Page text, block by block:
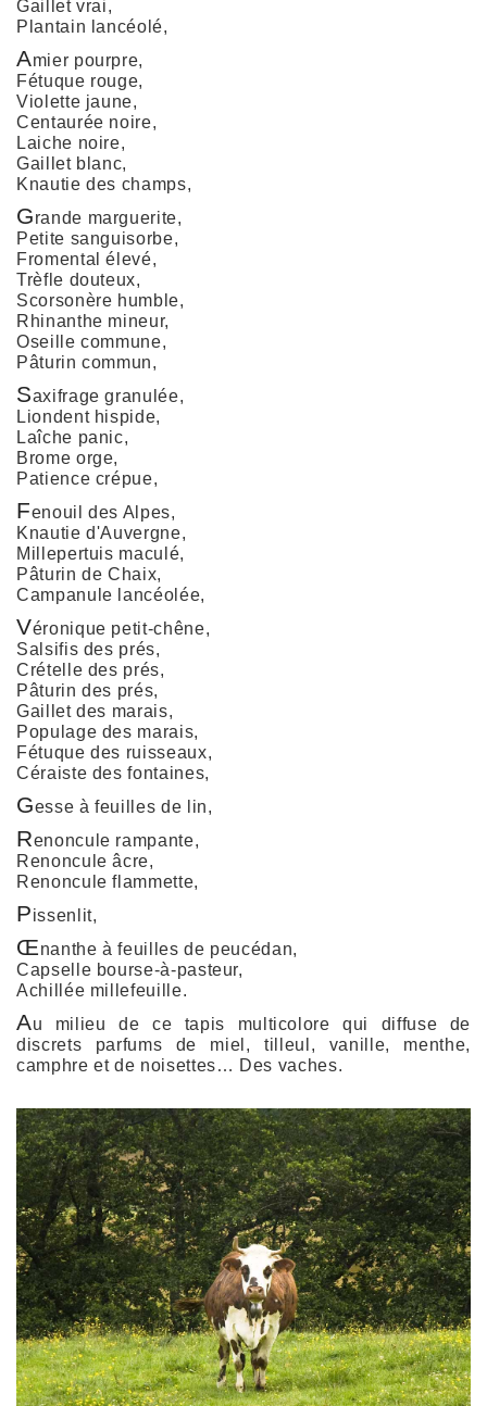
Gaillet vrai,
Plantain lancéolé,
Amier pourpre,
Fétuque rouge,
Violette jaune,
Centaurée noire,
Laiche noire,
Gaillet blanc,
Knautie des champs,
Grande marguerite,
Petite sanguisorbe,
Fromental élevé,
Trèfle douteux,
Scorsonère humble,
Rhinanthe mineur,
Oseille commune,
Pâturin commun,
Saxifrage granulée,
Liondent hispide,
Laîche panic,
Brome orge,
Patience crépue,
Fenouil des Alpes,
Knautie d'Auvergne,
Millepertuis maculé,
Pâturin de Chaix,
Campanule lancéolée,
Véronique petit-chêne,
Salsifis des prés,
Crételle des prés,
Pâturin des prés,
Gaillet des marais,
Populage des marais,
Fétuque des ruisseaux,
Céraiste des fontaines,
Gesse à feuilles de lin,
Renoncule rampante,
Renoncule âcre,
Renoncule flammette,
Pissenlit,
Œnanthe à feuilles de peucédan,
Capselle bourse-à-pasteur,
Achillée millefeuille.
Au milieu de ce tapis multicolore qui diffuse de
discrets parfums de miel, tilleul, vanille, menthe,
camphre et de noisettes… Des vaches.